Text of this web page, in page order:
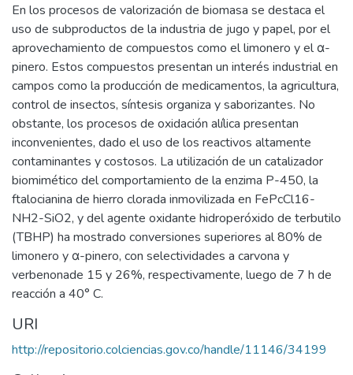
En los procesos de valorización de biomasa se destaca el
uso de subproductos de la industria de jugo y papel, por el
aprovechamiento de compuestos como el limonero y el α-
pinero. Estos compuestos presentan un interés industrial en
campos como la producción de medicamentos, la agricultura,
control de insectos, síntesis organiza y saborizantes. No
obstante, los procesos de oxidación alílica presentan
inconvenientes, dado el uso de los reactivos altamente
contaminantes y costosos. La utilización de un catalizador
biomimético del comportamiento de la enzima P-450, la
ftalocianina de hierro clorada inmovilizada en FePcCl16-
NH2-SiO2, y del agente oxidante hidroperóxido de terbutilo
(TBHP) ha mostrado conversiones superiores al 80% de
limonero y α-pinero, con selectividades a carvona y
verbenonade 15 y 26%, respectivamente, luego de 7 h de
reacción a 40° C.
URI
http://repositorio.colciencias.gov.co/handle/11146/34199